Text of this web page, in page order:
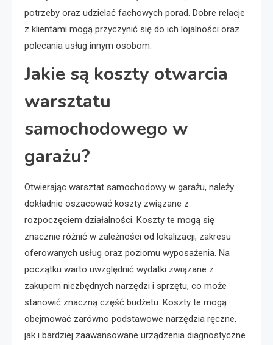
potrzeby oraz udzielać fachowych porad. Dobre relacje
z klientami mogą przyczynić się do ich lojalności oraz
polecania usług innym osobom.
Jakie są koszty otwarcia
warsztatu
samochodowego w
garażu?
Otwierając warsztat samochodowy w garażu, należy
dokładnie oszacować koszty związane z
rozpoczęciem działalności. Koszty te mogą się
znacznie różnić w zależności od lokalizacji, zakresu
oferowanych usług oraz poziomu wyposażenia. Na
początku warto uwzględnić wydatki związane z
zakupem niezbędnych narzędzi i sprzętu, co może
stanowić znaczną część budżetu. Koszty te mogą
obejmować zarówno podstawowe narzędzia ręczne,
jak i bardziej zaawansowane urządzenia diagnostyczne